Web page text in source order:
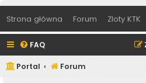
Strona główna Forum Zloty KTK
FAQ
Portal Forum